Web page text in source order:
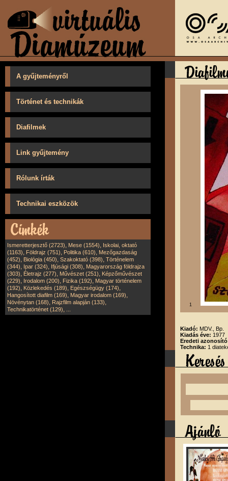
A gyűjteményről
Történet és technikák
Diafilmek
Link gyűjtemény
Rólunk írták
Technikai eszközök
Ismeretterjesztő (2723), Mese (1554), Iskolai, oktató
(1163), Földrajz (751), Politika (610), Mezőgazdaság
(452), Biológia (450), Szakoktató (398), Történelem
(344), Ipar (324), Ifjúsági (308), Magyarország földrajza
(303), Életrajz (277), Művészet (251), Képzőművészet
(229), Irodalom (200), Fizika (192), Magyar történelem
(192), Közlekedés (189), Egészségügy (174),
Hangosított diafilm (169), Magyar irodalom (169),
Növénytan (168), Rajzfilm alapján (133),
Technikatörténet (129),
1
Kiadó: MDV., Bp.
Kiadás éve: 1977
Eredeti
Technika: 1